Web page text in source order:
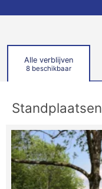
Alle verblijven
8 beschikbaar
Standplaatsen